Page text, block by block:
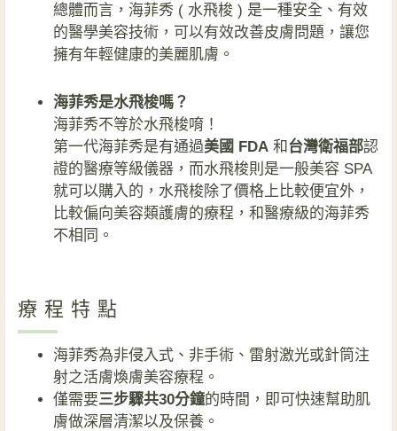
總體而言，海菲秀 ( 水飛梭 ) 是一種安全、有效
的醫學美容技術，可以有效改善皮膚問題，讓您
擁有年輕健康的美麗肌膚。
海菲秀是水飛梭嗎？
海菲秀不等於水飛梭唷！
第一代海菲秀是有通過美國 FDA 和 台灣衛福部認
證的醫療等級儀器，而水飛梭則是一般美容 SPA
就可以購入的，水飛梭除了價格上比較便宜外，
比較偏向美容類護膚的療程，和醫療級的海菲秀
不相同。
療程特點
海菲秀為非侵入式、非手術、雷射激光或針筒注
射之活膚煥膚美容療程。
僅需要三步驟共30分鐘的時間，即可快速幫助肌
膚做深層清潔以及保養。